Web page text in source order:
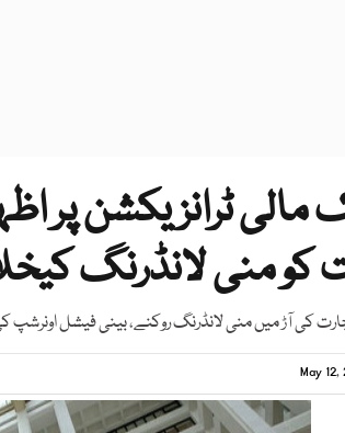
ٹرانزیکشن پر
منی لانڈرنگ
کی آڑ میں منی لانڈرنگ روکنے، بینی فیشل
May 12,